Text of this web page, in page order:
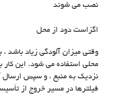
نصب می شوند
اگزاست دود از محل
وقتی میزان آلودگی زیاد باشد
محلی استفاده می شود. این کار
نزدیک به منبع ، و سپس
فیلترها در مسیر خروج از